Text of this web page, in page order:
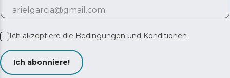
Ich akzeptiere die Bedingungen und Konditionen
Ich abonniere!